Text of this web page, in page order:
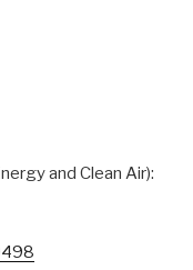
and Clean Air):